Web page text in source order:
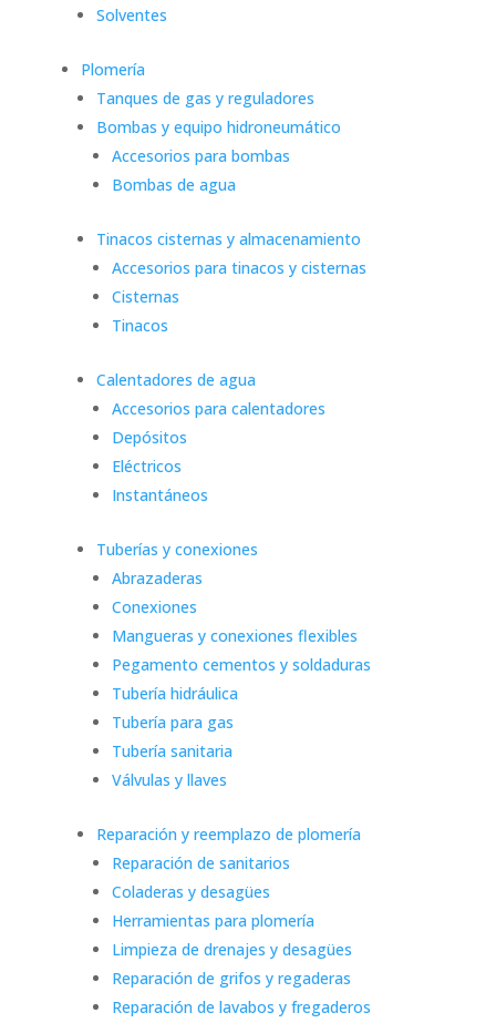
Solventes
Plomería
Tanques de gas y reguladores
Bombas y equipo hidroneumático
Accesorios para bombas
Bombas de agua
Tinacos cisternas y almacenamiento
Accesorios para tinacos y cisternas
Cisternas
Tinacos
Calentadores de agua
Accesorios para calentadores
Depósitos
Eléctricos
Instantáneos
Tuberías y conexiones
Abrazaderas
Conexiones
Mangueras y conexiones flexibles
Pegamento cementos y soldaduras
Tubería hidráulica
Tubería para gas
Tubería sanitaria
Válvulas y llaves
Reparación y reemplazo de plomería
Reparación de sanitarios
Coladeras y desagües
Herramientas para plomería
Limpieza de drenajes y desagües
Reparación de grifos y regaderas
Reparación de lavabos y fregaderos